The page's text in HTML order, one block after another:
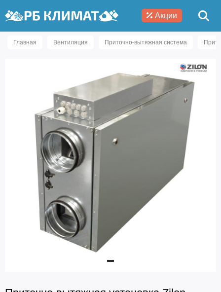
Акции
Главная Вентиляция Приточно-вытяжная система